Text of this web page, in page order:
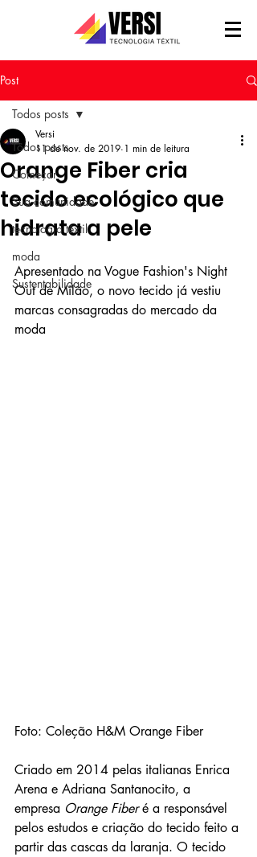
Post
Todos posts
Começar
Sua comunidade
tecnologia têxtil
moda
Sustentabilidade
Todos posts
Orange Fiber cria
tecido ecológico que
hidrata a pele
Versi
11 de nov. de 2019 1 min de leitura
Apresentado na Vogue Fashion's Night
Out de Milão, o novo tecido já vestiu
marcas consagradas do mercado da
moda
Foto: Coleção H&M Orange Fiber
Criado em 2014 pelas italianas Enrica
Arena e Adriana Santanocito, a
empresa Orange Fiber é a responsável
pelos estudos e criação do tecido feito a
partir das cascas da laranja. O tecido